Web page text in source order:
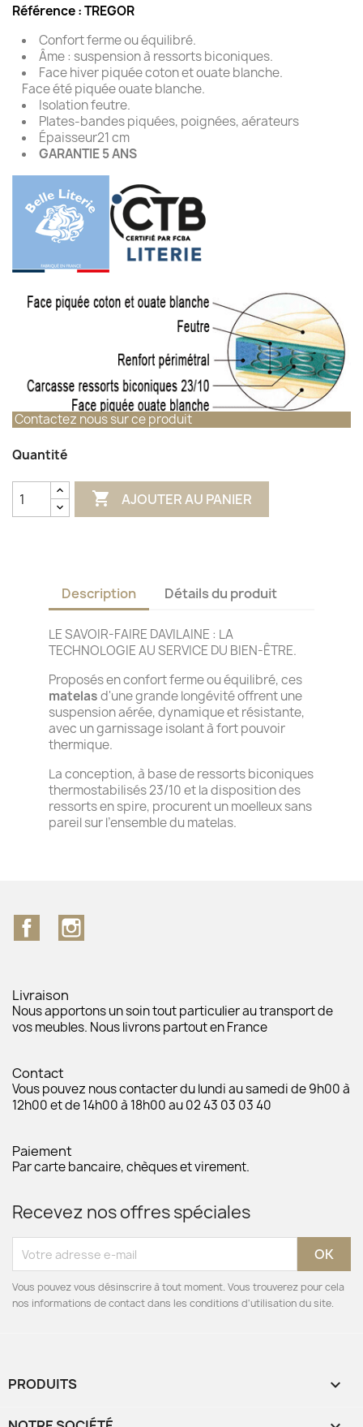
Référence :TREGOR
Confort ferme ou équilibré.
Âme : suspension à ressorts biconiques.
Face hiver piquée coton et ouate blanche.
Face été piquée ouate blanche.
Isolation feutre.
Plates-bandes piquées, poignées, aérateurs
Épaisseur21 cm
GARANTIE 5 ANS
Contactez nous sur ce produit
Quantité
 AJOUTER AU PANIER
Description Détails du produit
LE SAVOIR-FAIRE DAVILAINE : LA
TECHNOLOGIE AU SERVICE DU BIEN-ÊTRE.
Proposés en confort ferme ou équilibré, ces
matelasd'une grande longévité offrent une
suspension aérée, dynamique et résistante,
avec un garnissage isolant à fort pouvoir
thermique.
La conception, à base de ressorts biconiques
thermostabilisés 23/10 et la disposition des
ressorts en spire, procurent un moelleux sans
pareil sur l’ensemble du matelas.
Facebook
Livraison
Nous apportons un soin tout particulier au transport de
vos meubles. Nous livrons partout en France
Contact
Vous pouvez nous contacter du lundi au samedi de 9h00 à
12h00 et de 14h00 à 18h00 au 02 43 03 03 40
Paiement
Par carte bancaire, chèques et virement.
Recevez nos offres spéciales
Vous pouvez vous désinscrire à tout moment. Vous trouverez pour cela
nos informations de contact dans les conditions d'utilisation du site.
PRODUITS 